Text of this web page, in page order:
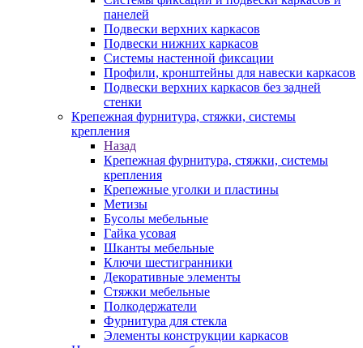
панелей
Подвески верхних каркасов
Подвески нижних каркасов
Системы настенной фиксации
Профили, кронштейны для навески каркасов
Подвески верхних каркасов без задней
стенки
Крепежная фурнитура, стяжки, системы
крепления
Назад
Крепежная фурнитура, стяжки, системы
крепления
Крепежные уголки и пластины
Метизы
Бусолы мебельные
Гайка усовая
Шканты мебельные
Ключи шестигранники
Декоративные элементы
Стяжки мебельные
Полкодержатели
Фурнитура для стекла
Элементы конструкции каркасов